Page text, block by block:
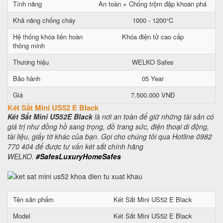
Tính năng
An toàn + Chống trộm đập khoan phá
Khả năng chống cháy
1000 - 1200°C
Hệ thống khóa liên hoàn
thông minh
Khóa điện tử cao cấp
Thương hiệu
WELKO Safes
Bảo hành
05 Year
Giá
7.500.000 VNĐ
Két Sắt Mini US52 E Black
Két Sắt Mini US52E Blacklà nơi an toàn để giữ những tài sản có
giá trị như đồng hồ sang trọng, đồ trang sức, điện thoại di động,
tài liệu, giấy tờ khác của bạn. Gọi cho chúng tôi qua Hotline 0982
770 404 để được tư vấn két sắt chính hãng
WELKO. #SafesLuxuryHomeSafes
Tên sản phẩm
Két Sắt Mini US52 E Black
Model
Két Sắt Mini US52 E Black